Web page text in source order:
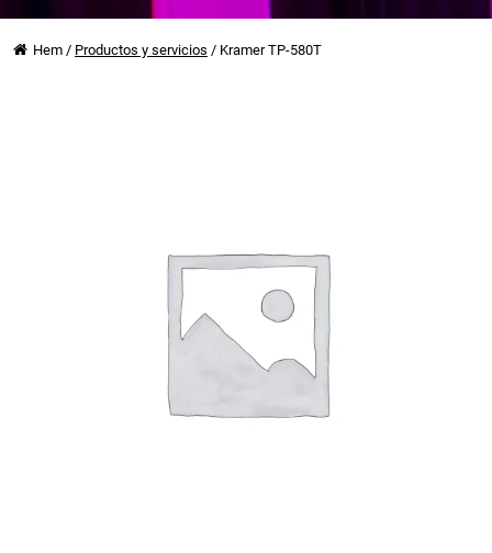
Hem / Productos y servicios / Kramer TP-580T